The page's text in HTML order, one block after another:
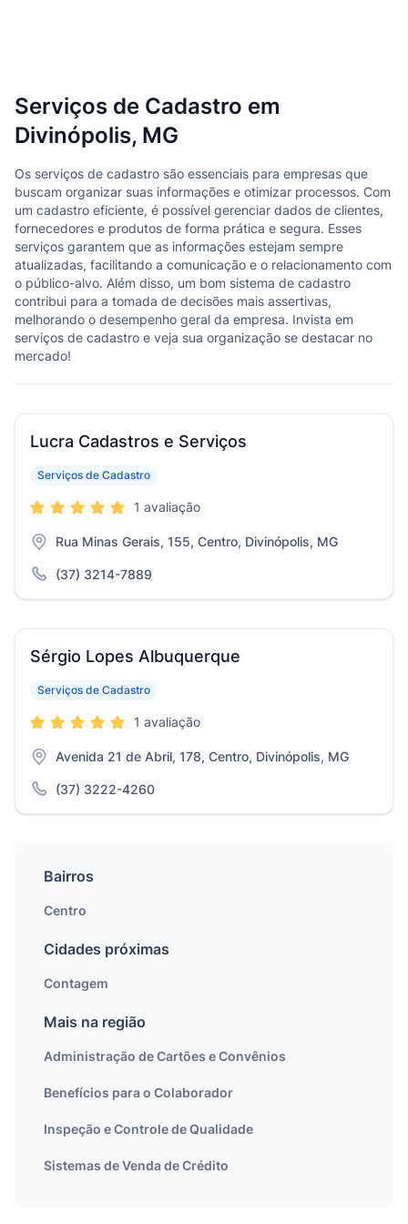
Serviços de Cadastro em
Divinópolis, MG
Os serviços de cadastro são essenciais para empresas que
buscam organizar suas informações e otimizar processos. Com
um cadastro eficiente, é possível gerenciar dados de clientes,
fornecedores e produtos de forma prática e segura. Esses
serviços garantem que as informações estejam sempre
atualizadas, facilitando a comunicação e o relacionamento com
o público-alvo. Além disso, um bom sistema de cadastro
contribui para a tomada de decisões mais assertivas,
melhorando o desempenho geral da empresa. Invista em
serviços de cadastro e veja sua organização se destacar no
mercado!
Lucra Cadastros e Serviços
Serviços de Cadastro
1 avaliação
Rua Minas Gerais, 155, Centro, Divinópolis, MG
(37) 3214-7889
Sérgio Lopes Albuquerque
Serviços de Cadastro
1 avaliação
Avenida 21 de Abril, 178, Centro, Divinópolis, MG
(37) 3222-4260
Bairros
Centro
Cidades próximas
Contagem
Mais na região
Administração de Cartões e Convênios
Benefícios para o Colaborador
Inspeção e Controle de Qualidade
Sistemas de Venda de Crédito